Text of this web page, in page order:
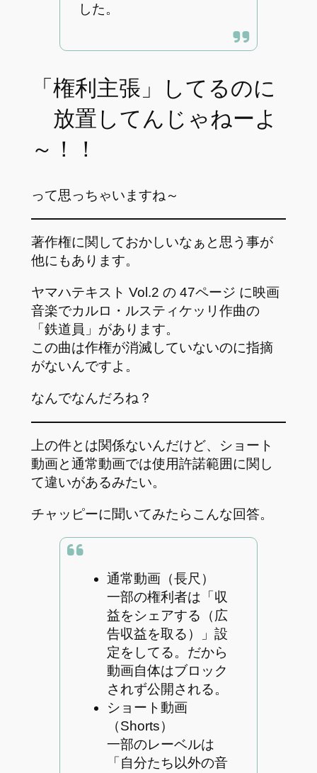
した。
「権利主張」してるのに
放置してんじゃねーよ
～！！
って思っちゃいますね～
著作権に関しておかしいなぁと思う事が
他にもあります。
ヤマハテキスト Vol.2 の 47ページ に映画
音楽でカルロ・ルスティケッリ作曲の
「鉄道員」があります。
この曲は作権が消滅していないのに指摘
がないんですよ。
なんでなんだろね？
上の件とは関係ないんだけど、ショート
動画と通常動画では使用許諾範囲に関し
て違いがあるみたい。
チャッピーに聞いてみたらこんな回答。
通常動画（長尺）
一部の権利者は「収
益をシェアする（広
告収益を取る）」設
定をしてる。だから
動画自体はブロック
されず公開される。
ショート動画
（Shorts）
一部のレーベルは
「自分たち以外の音